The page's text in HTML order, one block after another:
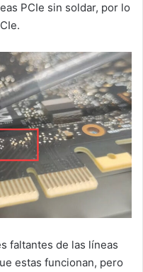
PCIe sin soldar, por lo
faltantes de las líneas
estas funcionan, pero